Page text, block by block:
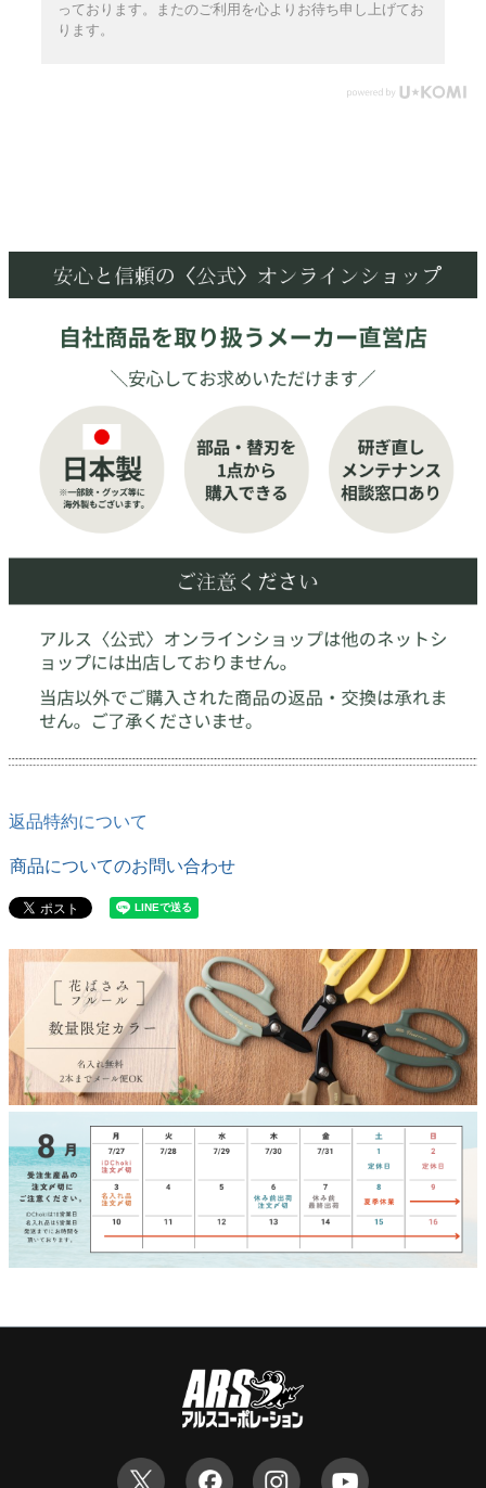
っております。またのご利用を心よりお待ち申し上げてお
ります。
返品特約について
商品についてのお問い合わせ